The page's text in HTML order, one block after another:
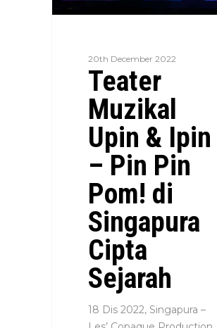
20th December 2022
Teater
Muzikal
Upin & Ipin
– Pin Pin
Pom! di
Singapura
Cipta
Sejarah
18 Dis 2022, Singapura –